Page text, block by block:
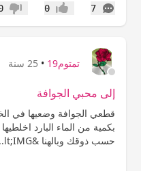
7
التعليقات إعجاب0 عدم
تمتوم19 • 25 سنة
إلى محبي الجوافة
قطعي الجوافة وضعيها في
بكمية من الماء البارد
حسب ذوقك وبالهنا &lt;IMG...